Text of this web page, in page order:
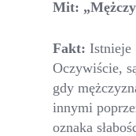
Mit:
Fakt:Istnieje
Oczywiście,
gdy
innymi
oznaka